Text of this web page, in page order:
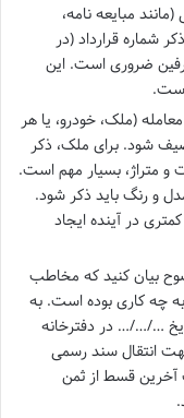
(مانند مبایعه نامه،
شماره قرارداد (در
ضروری است. این
(ملک، خودرو، یا هر
شود. برای ملک، ذکر
متراژ، بسیار مهم است.
و رنگ باید ذکر شود.
در آینده ایجاد
بیان کنید که مخاطب
به چه کاری بوده است. به
…/…/… در دفترخانه
انتقال سند رسمی
قسط از ثمن